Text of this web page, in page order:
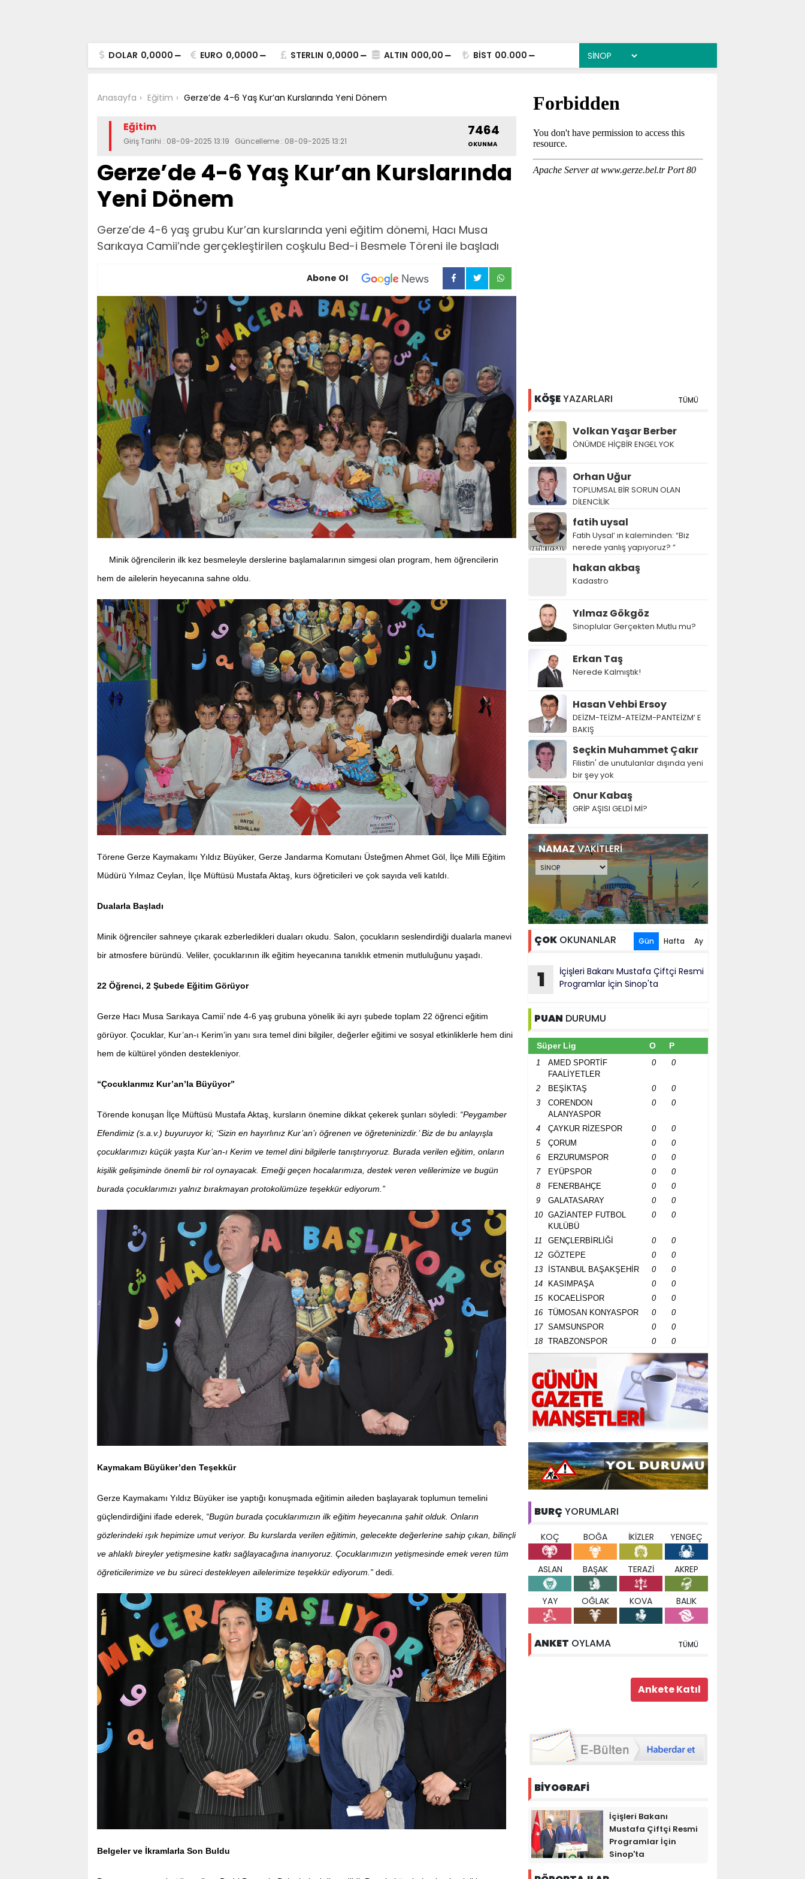
DOLAR 0,0000 EURO 0,0000 STERLIN 0,0000 ALTIN 000,00 BİST 00.000
Anasayfa Eğitim Gerze’de 4-6 Yaş Kur’an Kurslarında Yeni Dönem
Eğitim
Giriş Tarihi : 08-09-2025 13:19 Güncelleme : 08-09-2025 13:21
7464
OKUNMA
Gerze’de 4-6 Yaş Kur’an Kurslarında
Yeni Dönem
Gerze’de 4-6 yaş grubu Kur’an kurslarında yeni eğitim dönemi, Hacı Musa
Sarıkaya Camii’nde gerçekleştirilen coşkulu Bed-i Besmele Töreni ile başladı
Abone Ol
Minik öğrencilerin ilk kez besmeleyle derslerine başlamalarının simgesi olan program, hem öğrencilerin
hem de ailelerin heyecanına sahne oldu.
Törene Gerze Kaymakamı Yıldız Büyüker, Gerze Jandarma Komutanı Üsteğmen Ahmet Göl, İlçe Milli Eğitim
Müdürü Yılmaz Ceylan, İlçe Müftüsü Mustafa Aktaş, kurs öğreticileri ve çok sayıda veli katıldı.
Dualarla Başladı
Minik öğrenciler sahneye çıkarak ezberledikleri duaları okudu. Salon, çocukların seslendirdiği dualarla manevi
bir atmosfere büründü. Veliler, çocuklarının ilk eğitim heyecanına tanıklık etmenin mutluluğunu yaşadı.
22 Öğrenci, 2 Şubede Eğitim Görüyor
Gerze Hacı Musa Sarıkaya Camii’ nde 4-6 yaş grubuna yönelik iki ayrı şubede toplam 22 öğrenci eğitim
görüyor. Çocuklar, Kur’an-ı Kerim’in yanı sıra temel dini bilgiler, değerler eğitimi ve sosyal etkinliklerle hem dini
hem de kültürel yönden destekleniyor.
“Çocuklarımız Kur’an’la Büyüyor”
Törende konuşan İlçe Müftüsü Mustafa Aktaş, kursların önemine dikkat çekerek şunları söyledi: “Peygamber
Efendimiz (s.a.v.) buyuruyor ki; ‘Sizin en hayırlınız Kur’an’ı öğrenen ve öğreteninizdir.’ Biz de bu anlayışla
çocuklarımızı küçük yaşta Kur’an-ı Kerim ve temel dini bilgilerle tanıştırıyoruz. Burada verilen eğitim, onların
kişilik gelişiminde önemli bir rol oynayacak. Emeği geçen hocalarımıza, destek veren velilerimize ve bugün
burada çocuklarımızı yalnız bırakmayan protokolümüze teşekkür ediyorum.”
Kaymakam Büyüker’den Teşekkür
Gerze Kaymakamı Yıldız Büyüker ise yaptığı konuşmada eğitimin aileden başlayarak toplumun temelini
güçlendirdiğini ifade ederek, “Bugün burada çocuklarımızın ilk eğitim heyecanına şahit olduk. Onların
gözlerindeki ışık hepimize umut veriyor. Bu kurslarda verilen eğitimin, gelecekte değerlerine sahip çıkan, bilinçli
ve ahlaklı bireyler yetişmesine katkı sağlayacağına inanıyoruz. Çocuklarımızın yetişmesinde emek veren tüm
öğreticilerimize ve bu süreci destekleyen ailelerimize teşekkür ediyorum.” dedi.
Belgeler ve İkramlarla Son Buldu
KÖŞEYAZARLARI TÜMÜ
Volkan Yaşar Berber
ÖNÜMDE HİÇBİR ENGEL YOK
Orhan Uğur
TOPLUMSAL BİR SORUN OLAN
DİLENCİLİK
fatih uysal
Fatih Uysal’ ın kaleminden: “Biz
nerede yanlış yapıyoruz? ”
hakan akbaş
Kadastro
Yılmaz Gökgöz
Sinoplular Gerçekten Mutlu mu?
Erkan Taş
Nerede Kalmıştık!
Hasan Vehbi Ersoy
DEİZM-TEİZM-ATEİZM-PANTEİZM’ E
BAKIŞ
Seçkin Muhammet Çakır
Filistin' de unutulanlar dışında yeni
bir şey yok
Onur Kabaş
GRİP AŞISI GELDİ Mİ?
NAMAZVAKİTLERİ
ÇOK OKUNANLAR Gün Hafta Ay
1
İçişleri Bakanı Mustafa Çiftçi Resmi
Programlar İçin Sinop'ta
PUAN DURUMU
Süper Lig O P
1
AMED SPORTİF
FAALİYETLER
0 0
2 BEŞİKTAŞ 0
0
3
CORENDON
ALANYASPOR
0 0
4 ÇAYKUR RİZESPOR 0
0
5
ÇORUM 0
0
6
ERZURUMSPOR 0
0
7
EYÜPSPOR 0
0
8
FENERBAHÇE 0
0
9
GALATASARAY 0
0
10
GAZİANTEP FUTBOL
KULÜBÜ
0 0
11 GENÇLERBİRLİĞİ 0
0
12
GÖZTEPE 0
0
13
İSTANBUL BAŞAKŞEHİR 0
0
14
KASIMPAŞA 0
0
15
KOCAELİSPOR 0
0
16
TÜMOSAN KONYASPOR 0
0
17
SAMSUNSPOR 0
0
18
TRABZONSPOR 0 0
BURÇ YORUMLARI
KOÇ BOĞA İKİZLER YENGEÇ
ASLAN BAŞAK TERAZİ AKREP
YAY OĞLAK KOVA BALIK
ANKET OYLAMA TÜMÜ
BİYOGRAFİ
İçişleri Bakanı
Mustafa Çiftçi Resmi
Programlar İçin
Sinop'ta